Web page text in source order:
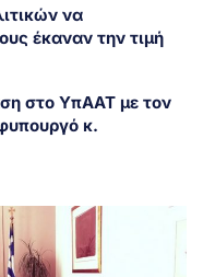
να
έκαναν την τιμή
στο ΥπΑΑΤ με τον
κ.